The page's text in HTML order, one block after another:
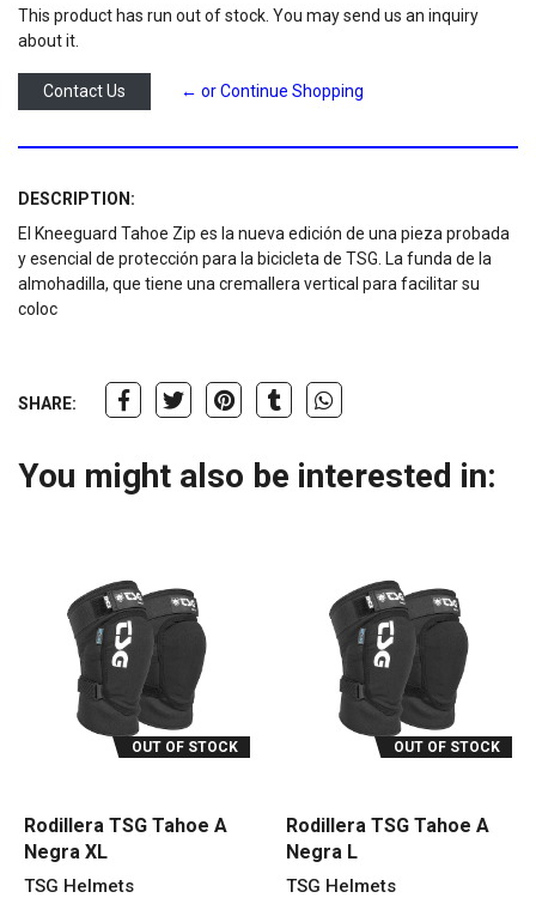
This product has run out of stock. You may send us an inquiry
about it.
Contact Us ← or Continue Shopping
DESCRIPTION:
El Kneeguard Tahoe Zip es la nueva edición de una pieza probada
y esencial de protección para la bicicleta de TSG. La funda de la
almohadilla, que tiene una cremallera vertical para facilitar su
coloc
SHARE:
You might also be interested in:
OUT OF STOCK
Rodillera TSG Tahoe A
Negra XL
TSG Helmets
OUT OF STOCK
Rodillera TSG Tahoe A
Negra L
TSG Helmets